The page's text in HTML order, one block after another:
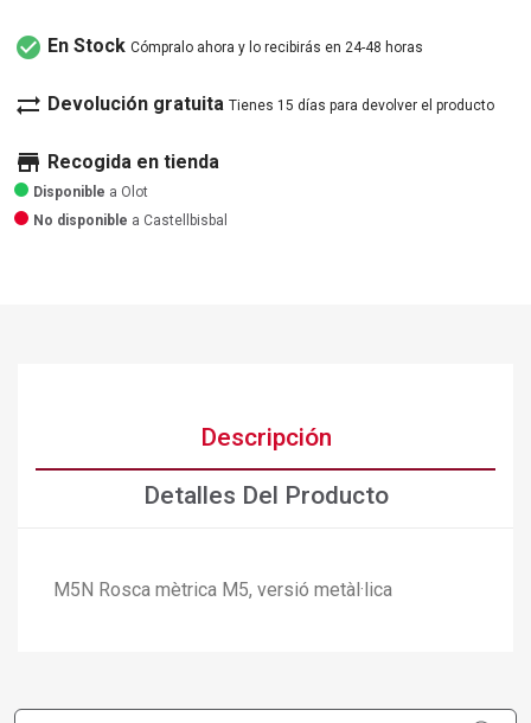
check_circle En Stock Cómpralo ahora y lo recibirás en 24-48 horas
sync_alt Devolución gratuita Tienes 15 días para devolver el producto
store Recogida en tienda
Disponible a Olot
No disponible a Castellbisbal
Descripción
Detalles Del Producto
M5N Rosca mètrica M5, versió metàl·lica